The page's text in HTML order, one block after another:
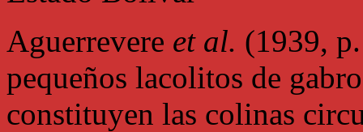
Aguerrevere et al. (1939,
pequeños lacolitos de
constituyen las colinas